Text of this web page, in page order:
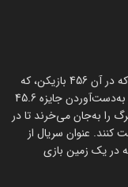
Squid Game حول یک مسابقه مخفی می‌چرخد که در آن 456 بازیکن، که
همگی در وضعیت مالی وخیم به‌سر می‌برند، برای به‌دست‌آوردن جایزه 45.6
خطر مرگ را به‌جان می‌خرند تا در
عنوان سریال از
در یک زمین بازی